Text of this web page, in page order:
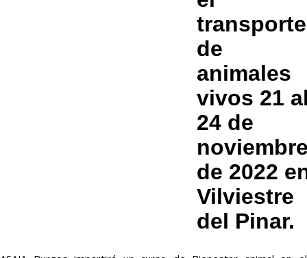
transporte
de
animales
vivos 21
24 de
de 2022
Vilviestre
del Pinar.